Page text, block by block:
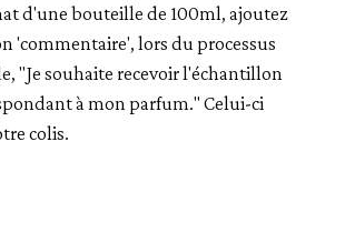
d'une bouteille de 100ml, ajoutez
'commentaire', lors du processus
"Je souhaite recevoir l'échantillon
à mon parfum." Celui-ci
colis.